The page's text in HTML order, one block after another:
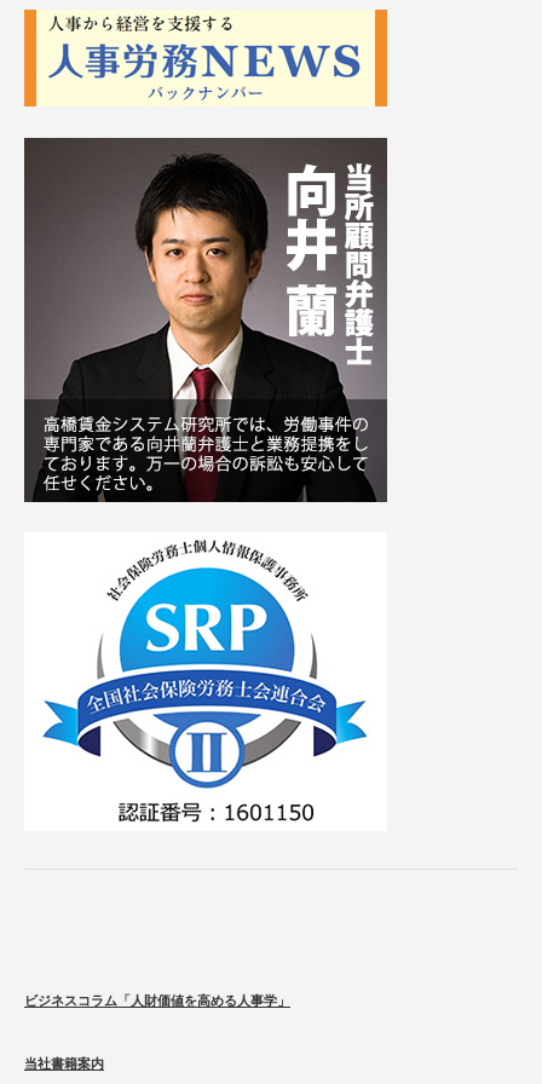
ビジネスコラム「人財価値を高める人事学」
当社書籍案内